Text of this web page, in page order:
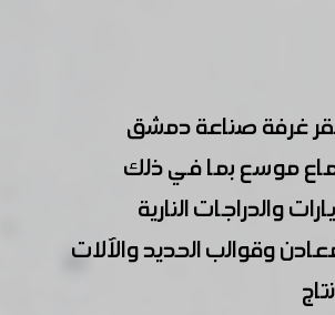
غرفة صناعة دمشق
موسع بما في ذلك
والدراجات النارية
وقوالب الحديد والآلات